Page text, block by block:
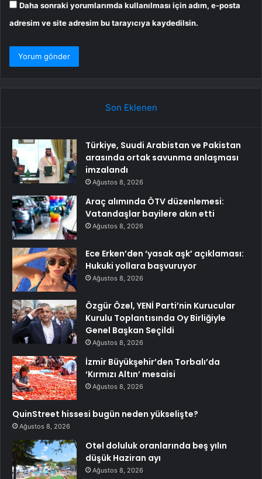
Daha sonraki yorumlarımda kullanılması için adım, e-posta
adresim ve site adresim bu tarayıcıya kaydedilsin.
Son Eklenen
Türkiye, Suudi Arabistan ve Pakistan
arasında ortak savunma anlaşması
imzalandı
Ağustos 8, 2026
Araç alımında ÖTV düzenlemesi:
Vatandaşlar bayilere akın etti
Ağustos 8, 2026
Ece Erken’den ‘yasak aşk’ açıklaması:
Hukuki yollara başvuruyor
Ağustos 8, 2026
Özgür Özel, YENİ Parti’nin Kurucular
Kurulu Toplantısında Oy Birliğiyle
Genel Başkan Seçildi
Ağustos 8, 2026
İzmir Büyükşehir’den Torbalı’da
‘Kırmızı Altın’ mesaisi
Ağustos 8, 2026
QuinStreet hissesi bugün neden yükselişte?
Ağustos 8, 2026
Otel doluluk oranlarında beş yılın
düşük Haziran ayı
Ağustos 8, 2026